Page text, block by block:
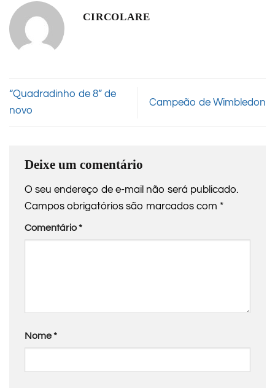
CIRCOLARE
“Quadradinho de 8” de
novo
Campeão de Wimbledon
Deixe um comentário
O seu endereço de e-mail não será publicado.
Campos obrigatórios são marcados com *
Comentário*
Nome*